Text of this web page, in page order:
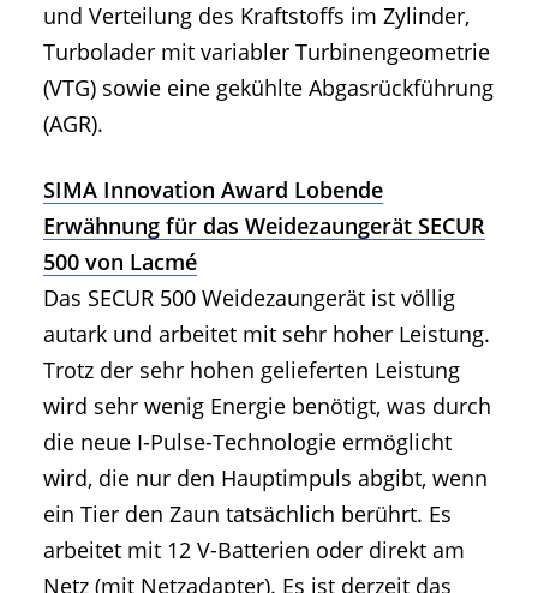
und Verteilung des Kraftstoffs im Zylinder,
Turbolader mit variabler Turbinengeometrie
(VTG) sowie eine gekühlte Abgasrückführung
(AGR).
SIMA Innovation Award Lobende
Erwähnung für das Weidezaungerät SECUR
500 von Lacmé
Das SECUR 500 Weidezaungerät ist völlig
autark und arbeitet mit sehr hoher Leistung.
Trotz der sehr hohen gelieferten Leistung
wird sehr wenig Energie benötigt, was durch
die neue I-Pulse-Technologie ermöglicht
wird, die nur den Hauptimpuls abgibt, wenn
ein Tier den Zaun tatsächlich berührt. Es
arbeitet mit 12 V-Batterien oder direkt am
Netz (mit Netzadapter). Es ist derzeit das